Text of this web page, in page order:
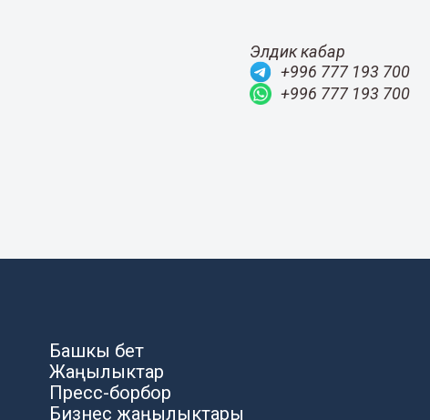
Элдик кабар
+996 777 193 700
+996 777 193 700
Башкы бет
Жаңылыктар
Пресс-борбор
Бизнес жаңылыктары